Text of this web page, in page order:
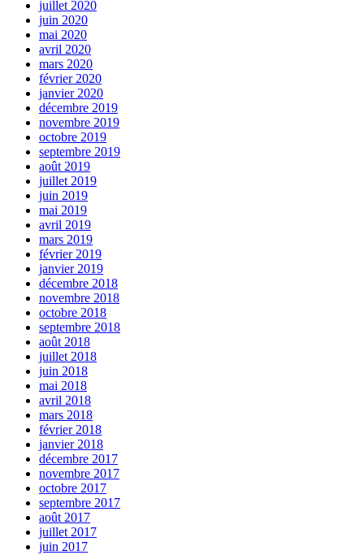
juillet 2020
juin 2020
mai 2020
avril 2020
mars 2020
février 2020
janvier 2020
décembre 2019
novembre 2019
octobre 2019
septembre 2019
août 2019
juillet 2019
juin 2019
mai 2019
avril 2019
mars 2019
février 2019
janvier 2019
décembre 2018
novembre 2018
octobre 2018
septembre 2018
août 2018
juillet 2018
juin 2018
mai 2018
avril 2018
mars 2018
février 2018
janvier 2018
décembre 2017
novembre 2017
octobre 2017
septembre 2017
août 2017
juillet 2017
juin 2017